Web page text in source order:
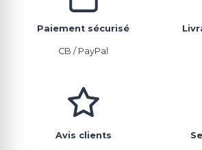
Le plaqué or s'écaille avec le
doré PVD conserve son éclat
dont la dorure reste intacte même
exceptionnelle vient de la
Paiement sécurisé
CB / PayPal
Avis clients